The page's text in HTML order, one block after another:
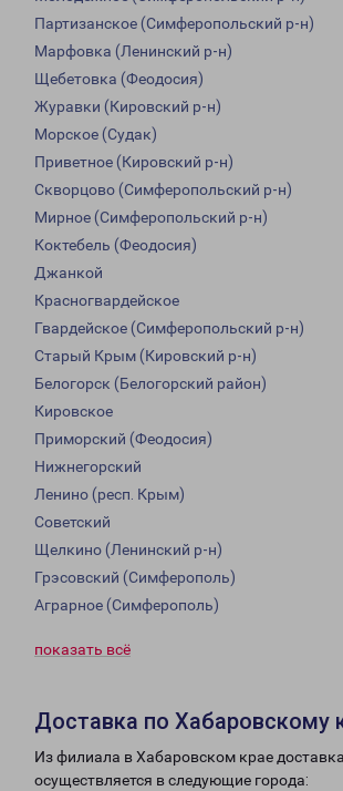
Партизанское (Симферопольский р-н)
Марфовка (Ленинский р-н)
Щебетовка (Феодосия)
Журавки (Кировский р-н)
Морское (Судак)
Приветное (Кировский р-н)
Скворцово (Симферопольский р-н)
Мирное (Симферопольский р-н)
Коктебель (Феодосия)
Джанкой
Красногвардейское
Гвардейское (Симферопольский р-н)
Старый Крым (Кировский р-н)
Белогорск (Белогорский район)
Кировское
Приморский (Феодосия)
Нижнегорский
Ленино (респ. Крым)
Советский
Щелкино (Ленинский р-н)
Грэсовский (Симферополь)
Аграрное (Симферополь)
показать всё
Доставка по Хабаровскому
Из филиала в Хабаровском крае
осуществляется в следующие города: